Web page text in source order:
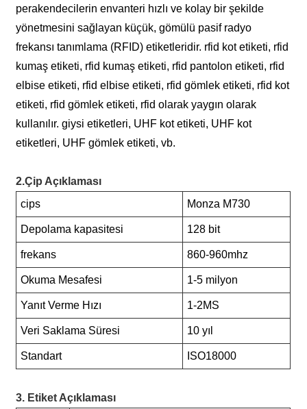
perakendecilerin envanteri hızlı ve kolay bir şekilde
yönetmesini sağlayan küçük, gömülü pasif radyo
frekansı tanımlama (RFID) etiketleridir. rfid kot etiketi, rfid
kumaş etiketi, rfid kumaş etiketi, rfid pantolon etiketi, rfid
elbise etiketi, rfid elbise etiketi, rfid gömlek etiketi, rfid kot
etiketi, rfid gömlek etiketi, rfid olarak yaygın olarak
kullanılır. giysi etiketleri, UHF kot etiketi, UHF kot
etiketleri, UHF gömlek etiketi, vb.
2.Çip Açıklaması
cips
Monza M730
Depolama kapasitesi 128 bit
frekans 860-960mhz
Okuma Mesafesi 1-5 milyon
Yanıt Verme Hızı 1-2MS
Veri Saklama Süresi 10 yıl
Standart ISO18000
3. Etiket Açıklaması